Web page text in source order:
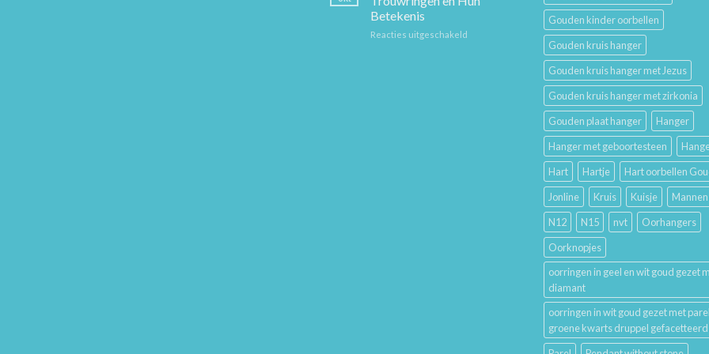
Je
Betekenis
Reacties uitgeschakeld
Gouden kinder oorbellen
Gouden kruis hanger
Gouden kruis hanger met Jezus
Gouden kruis hanger met zirkonia
Gouden plaat hanger
Hanger
Hanger met geboortesteen
Hart
Hartje
Hart oorbellen
Jonline
Kruis Kuisje
Mannen
N12
N15 nvt
Oorhangers
Oorknopjes
oorringen in geel en wit goud gezet
diamant
oorringen in wit goud gezet met
groene kwarts druppel gefacetteerd